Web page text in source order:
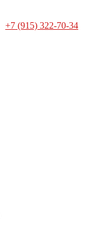
+7 (915) 322-70-34